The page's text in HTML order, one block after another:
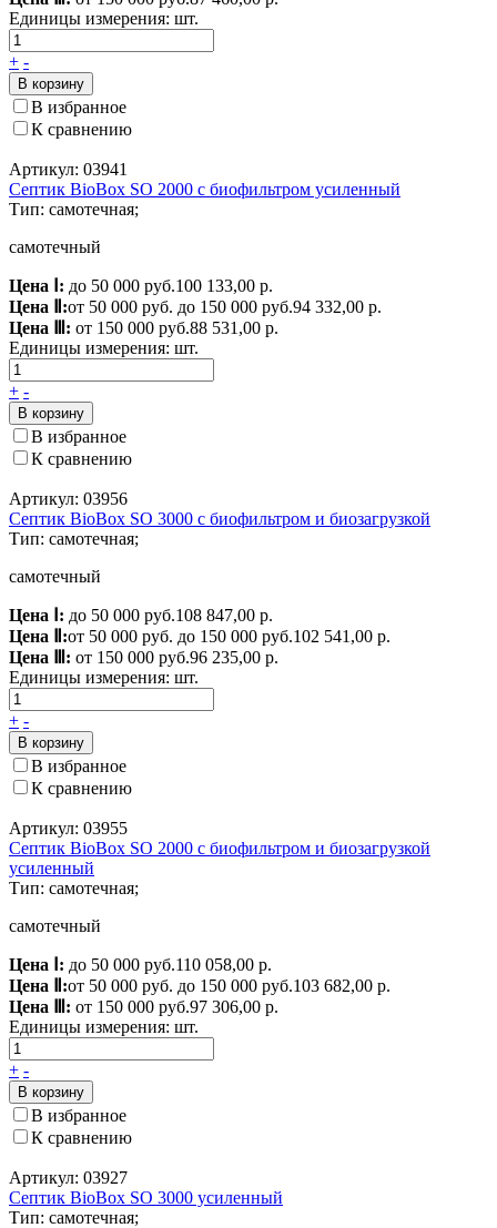
Единицы измерения: шт.
+ -
В корзину
В избранное
К сравнению
Артикул: 03941
Септик BioBox SO 2000 с биофильтром усиленный
Тип: самотечная;
самотечный
Цена Ⅰ: до 50 000 руб.100 133,00 р.
Цена Ⅱ:от 50 000 руб. до 150 000 руб.94 332,00 р.
Цена Ⅲ: от 150 000 руб.88 531,00 р.
Единицы измерения: шт.
+ -
В корзину
В избранное
К сравнению
Артикул: 03956
Септик BioBox SO 3000 с биофильтром и биозагрузкой
Тип: самотечная;
самотечный
Цена Ⅰ: до 50 000 руб.108 847,00 р.
Цена Ⅱ:от 50 000 руб. до 150 000 руб.102 541,00 р.
Цена Ⅲ: от 150 000 руб.96 235,00 р.
Единицы измерения: шт.
+ -
В корзину
В избранное
К сравнению
Артикул: 03955
Септик BioBox SO 2000 с биофильтром и биозагрузкой
усиленный
Тип: самотечная;
самотечный
Цена Ⅰ: до 50 000 руб.110 058,00 р.
Цена Ⅱ:от 50 000 руб. до 150 000 руб.103 682,00 р.
Цена Ⅲ: от 150 000 руб.97 306,00 р.
Единицы измерения: шт.
+ -
В корзину
В избранное
К сравнению
Артикул: 03927
Септик BioBox SO 3000 усиленный
Тип: самотечная;